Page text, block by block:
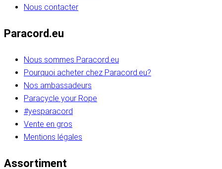
Nous contacter
Paracord.eu
Nous sommes Paracord.eu
Pourquoi acheter chez Paracord.eu?
Nos ambassadeurs
Paracycle your Rope
#yesparacord
Vente en gros
Mentions légales
Assortiment